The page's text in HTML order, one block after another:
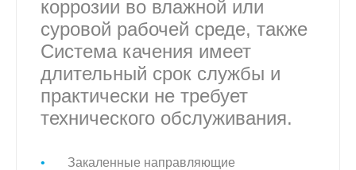
коррозии во влажной или
суровой рабочей среде, также
Система качения имеет
длительный срок службы и
практически не требует
технического обслуживания.
Закаленные направляющие